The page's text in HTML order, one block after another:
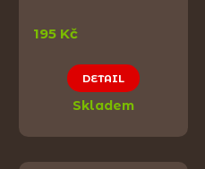
195 Kč
DETAIL
Skladem